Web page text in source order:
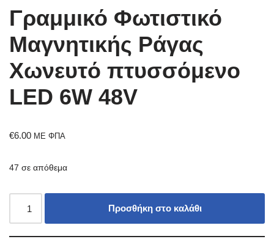
Γραμμικό Φωτιστικό
Μαγνητικής Ράγας
Χωνευτό πτυσσόμενο
LED 6W 48V
€6.00 ΜΕ ΦΠΑ
47 σε απόθεμα
Προσθήκη στο καλάθι